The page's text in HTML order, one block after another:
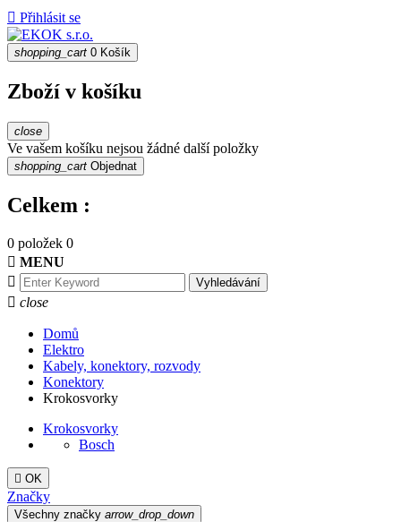
 Přihlásit se
shopping_cart 0 Košík
Zboží v košíku
close
Ve vašem košíku nejsou žádné další položky
shopping_cart Objednat
Celkem :
0 položek 0
 MENU

Vyhledávání
 close
Domů
Elektro
Kabely, konektory, rozvody
Konektory
Krokosvorky
Krokosvorky
Bosch
 OK
Značky
Všechny značky arrow_drop_down